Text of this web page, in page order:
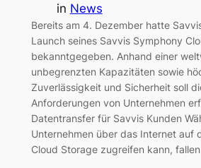
in News
Bereits am 4. Dezember hatte
Launch seines Savvis Symphony
bekanntgegeben. Anhand einer
unbegrenzten Kapazitäten sowie
Zuverlässigkeit und Sicherheit soll
Anforderungen von Unternehmen
Datentransfer für Savvis Kunden
Unternehmen über das Internet auf
Cloud Storage zugreifen kann,